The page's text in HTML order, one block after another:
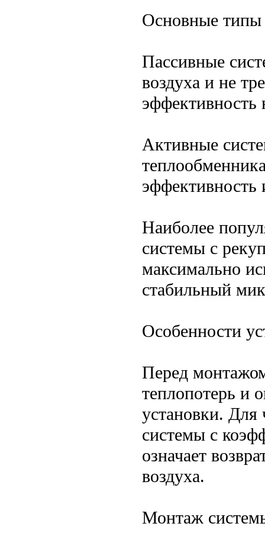
Основные типы
Пассивные
воздуха и не
эффективность
Активные
эффективность
Наиболее
системы с
максимально
стабильный
Особенности
Перед
теплопотерь и
установки. Для
системы с
означает
воздуха.
Монтаж